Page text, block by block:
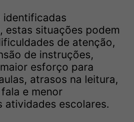
identificadas
estas situações podem
de atenção,
de instruções,
esforço para
atrasos na leitura,
e menor
atividades escolares.